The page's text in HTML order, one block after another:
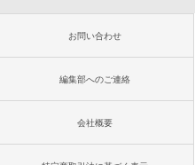
お問い合わせ
編集部へのご連絡
会社概要